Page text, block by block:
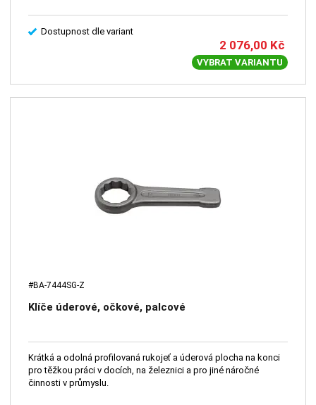
Dostupnost dle variant
2 076,00 Kč
VYBRAT VARIANTU
#BA-7444SG-Z
Klíče úderové, očkové, palcové
Krátká a odolná profilovaná rukojeť a úderová plocha na konci
pro těžkou práci v docích, na železnici a pro jiné náročné
činnosti v průmyslu.